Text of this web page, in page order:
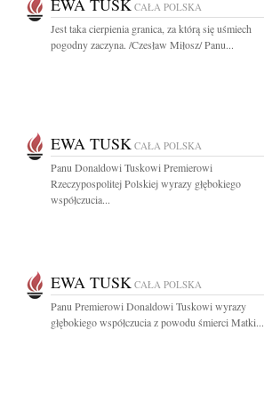
EWA TUSK CAŁA POLSKA
Jest taka cierpienia granica, za którą się uśmiech
pogodny zaczyna. /Czesław Miłosz/ Panu...
EWA TUSK CAŁA POLSKA
Panu Donaldowi Tuskowi Premierowi
Rzeczypospolitej Polskiej wyrazy głębokiego
współczucia...
EWA TUSK CAŁA POLSKA
Panu Premierowi Donaldowi Tuskowi wyrazy
głębokiego współczucia z powodu śmierci Matki...